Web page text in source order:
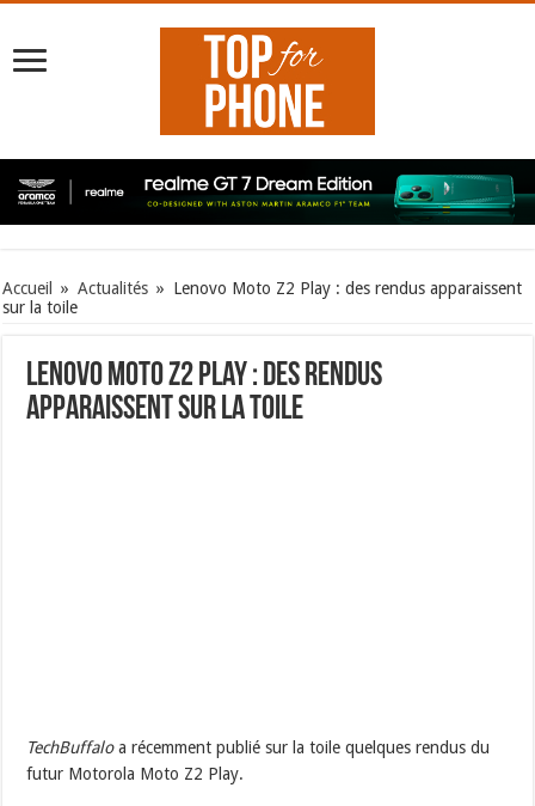
Accueil » Actualités » Lenovo Moto Z2 Play : des rendus apparaissent
sur la toile
Lenovo Moto Z2 Play : des rendus
apparaissent sur la toile
TechBuffaloa récemment publié sur la toile quelques rendus du
futur Motorola Moto Z2 Play.